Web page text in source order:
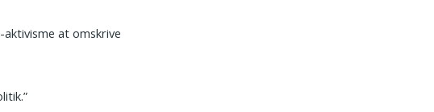
at omskrive